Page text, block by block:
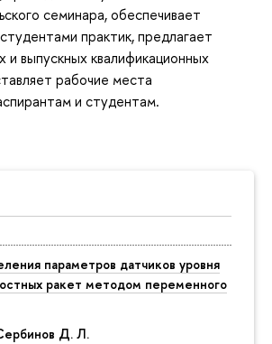
параметров датчиков уровня
ракет методом переменного
Д. Л.
семинара, обеспечивает
практик, предлагает
и выпускных квалификационных
рабочие места
и студентам.